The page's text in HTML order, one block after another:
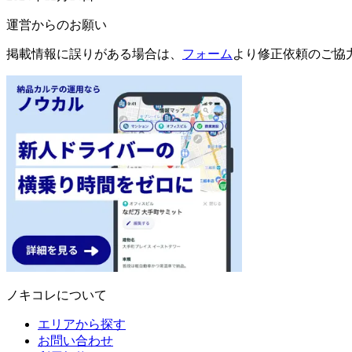
運営からのお願い
掲載情報に誤りがある場合は、 フォーム より修正依頼のご協
ノキコレについて
エリアから探す
お問い合わせ